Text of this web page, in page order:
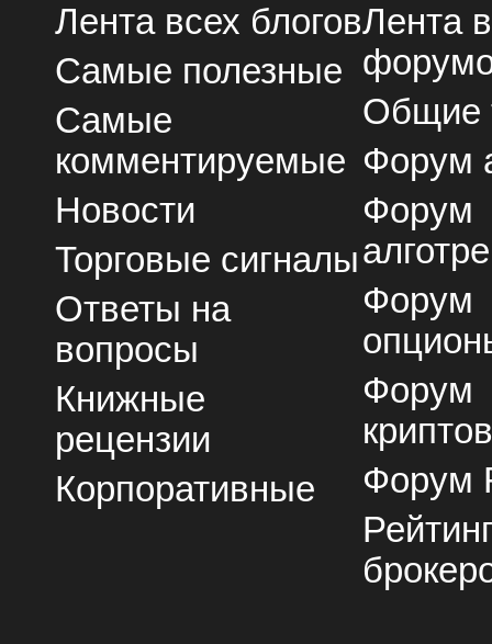
Лента всех блогов
Самые полезные
Самые
комментируемые
Новости
Торговые сигналы
Ответы на
вопросы
Книжные
рецензии
Корпоративные
Лента
Общие
Форум
Форум
Форум
Форум
Форум